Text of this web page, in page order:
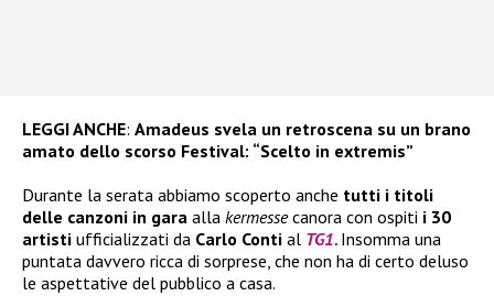
LEGGI ANCHE: Amadeus svela un retroscena su un brano
amato dello scorso Festival: “Scelto in extremis”
Durante la serata abbiamo scoperto anche tutti i titoli
delle canzoni in gara alla kermessecanora con ospiti i 30
artisti ufficializzati da Carlo Conti al TG1. Insomma una
puntata davvero ricca di sorprese, che non ha di certo deluso
le aspettative del pubblico a casa.